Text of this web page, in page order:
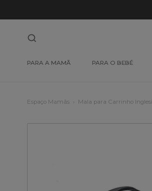
PARA A MAMÃ PARA O BEBÉ
Espaço Mamãs Mala para Carrinho